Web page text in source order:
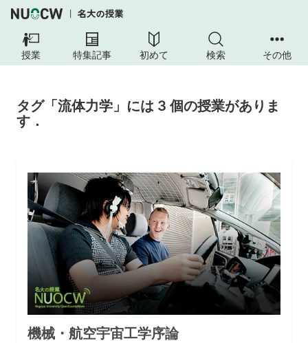
授業 特集記事 初めて 検索 その他
タグ「流体力学」には 3 個の授業がありま
す．
機械・航空宇宙工学序論